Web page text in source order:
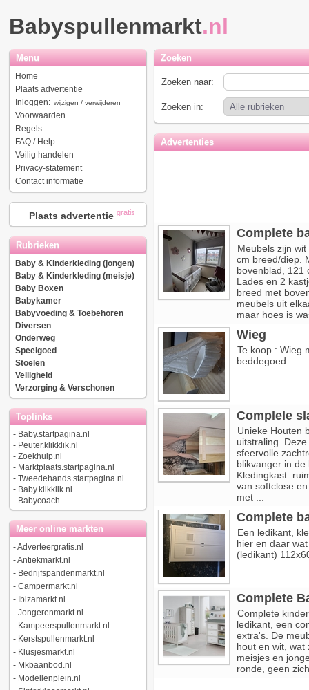
Babyspullenmarkt.nl
Menu
Home
Plaats advertentie
Inloggen: wijzigen / verwijderen
Voorwaarden
Regels
FAQ / Help
Veilig handelen
Privacy-statement
Contact informatie
Plaats advertentie gratis
Rubrieken
Baby & Kinderkleding (jongen)
Baby & Kinderkleding (meisje)
Baby Boxen
Babykamer
Babyvoeding & Toebehoren
Diversen
Onderweg
Speelgoed
Stoelen
Veiligheid
Verzorging & Verschonen
Toplinks
- Baby.startpagina.nl
- Peuter.klikklik.nl
- Zoekhulp.nl
- Marktplaats.startpagina.nl
- Tweedehands.startpagina.nl
- Baby.klikklik.nl
- Babycoach
Meer online markten
-Adverteergratis.nl
-Antiekmarkt.nl
- Bedrijfspandenmarkt.nl
- Campermarkt.nl
- Ibizamarkt.nl
- Jongerenmarkt.nl
- Kampeerspullenmarkt.nl
- Kerstspullenmarkt.nl
- Klusjesmarkt.nl
- Mkbaanbod.nl
- Modellenplein.nl
Zoeken
Zoeken naar:
Zoeken in:
Advertenties
Complete
Meubels zijn
cm breed/diep.
bovenblad, 121
Lades en 2
breed met
meubels uit
maar hoes is
Wieg
Te koop : Wieg
beddegoed.
Complele
Unieke Houten
uitstraling.
sfeervolle
blikvanger in
Kledingkast:
van softclose
met ...
Complete
Een ledikant,
hier en daar
(ledikant)
Complete
Complete
ledikant, een
extra's. De
hout en wit, wat
meisjes en
ronde, geen